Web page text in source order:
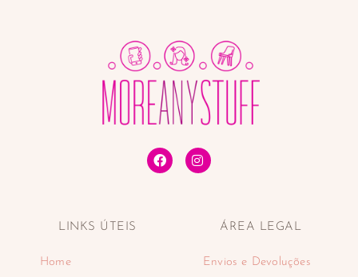
LINKS ÚTEIS
Home
ÁREA LEGAL
Envios e Devoluções